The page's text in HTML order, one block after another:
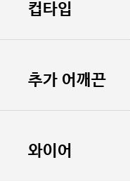
컵타입
추가 어깨끈
와이어